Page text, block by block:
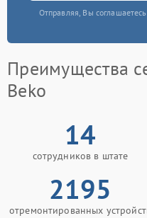
Отправляя, Вы
Преимущества
Beko
14
сотрудников в штате
2195
отремонтированных